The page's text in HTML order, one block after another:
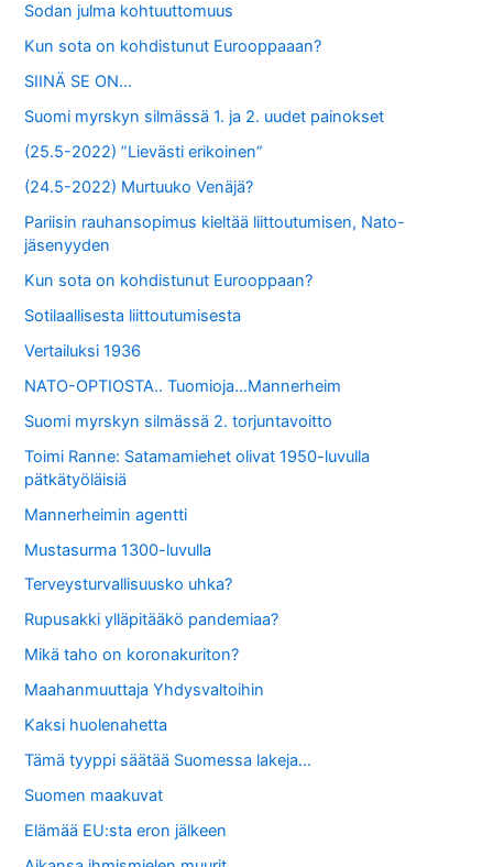
Sodan julma kohtuuttomuus
Kun sota on kohdistunut Eurooppaaan?
SIINÄ SE ON…
Suomi myrskyn silmässä 1. ja 2. uudet painokset
(25.5-2022) ”Lievästi erikoinen”
(24.5-2022) Murtuuko Venäjä?
Pariisin rauhansopimus kieltää liittoutumisen, Nato-
jäsenyyden
Kun sota on kohdistunut Eurooppaan?
Sotilaallisesta liittoutumisesta
Vertailuksi 1936
NATO-OPTIOSTA.. Tuomioja…Mannerheim
Suomi myrskyn silmässä 2. torjuntavoitto
Toimi Ranne: Satamamiehet olivat 1950-luvulla
pätkätyöläisiä
Mannerheimin agentti
Mustasurma 1300-luvulla
Terveysturvallisuusko uhka?
Rupusakki ylläpitääkö pandemiaa?
Mikä taho on koronakuriton?
Maahanmuuttaja Yhdysvaltoihin
Kaksi huolenahetta
Tämä tyyppi säätää Suomessa lakeja…
Suomen maakuvat
Elämää EU:sta eron jälkeen